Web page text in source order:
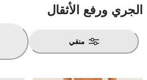
الجري ورفع الأثقال
منقي